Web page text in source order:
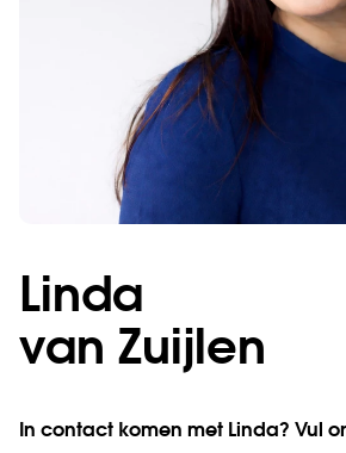
Linda
van Zuijlen
In contact komen met Linda? Vul